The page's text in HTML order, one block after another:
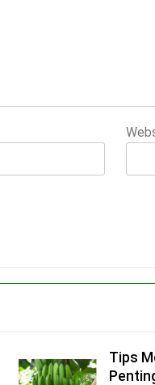
Tips